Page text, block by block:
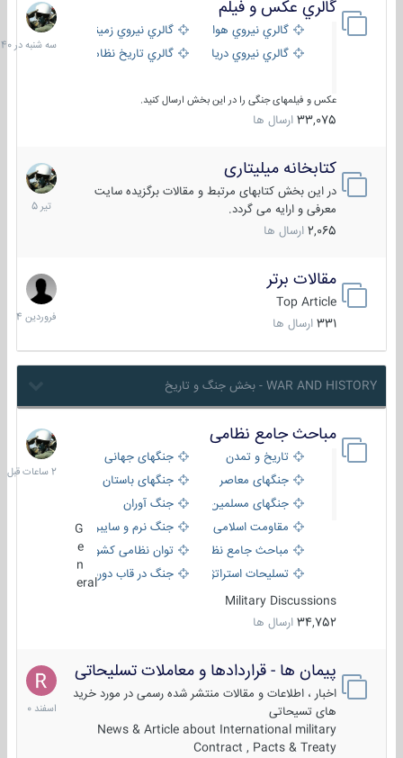
گالري عكس و فيلم
گالري نيروي هوايي
گالري نيروي زميني
گالري نيروي دريايي
گالري تاریخ نظامی
عکس و فیلمهای جنگی را در این بخش ارسال کنید.
33,075 ارسال ها
سه
شنبه
در
کتابخانه میلیتاری
در این بخش کتابهای مرتبط و مقالات برگزیده سایت
معرفی و ارایه می گردد.
2,065 ارسال ها
16
تیر
1405
مقالات برتر
Top Article
331 ارسال ها
29
فروردین
1404
WAR AND HISTORY - بخش جنگ و تاریخ
مباحث جامع نظامی
تاریخ و تمدن
جنگهای جهانی
جنگهای معاصر
جنگهای باستان
جنگهای مسلمین
جنگ آوران
مقاومت اسلامی
جنگ نرم و سایبری
مباحث جامع نظامی
توان نظامی کشورها
تسلیحات استراتژیک
جنگ در قاب دوربین
eral
Military Discussions
34,752 ارسال ها
2
ساعات
قبل
پیمان ها - قراردادها و معاملات تسلیحاتی
اخبار ، اطلاعات و مقالات منتشر شده رسمی در مورد خرید
های تسیحاتی
News & Article about International military
Contract , Pacts & Treaty
7
اسفند
1400